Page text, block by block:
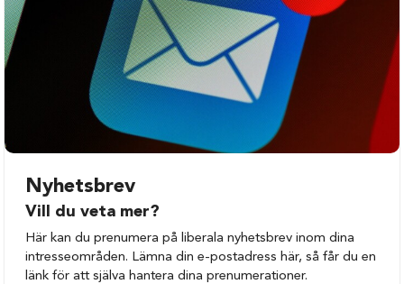
Nyhetsbrev
Vill du veta mer?
Här kan du prenumera på liberala nyhetsbrev inom dina
intresseområden. Lämna din e-postadress här, så får du en
länk för att själva hantera dina prenumerationer.